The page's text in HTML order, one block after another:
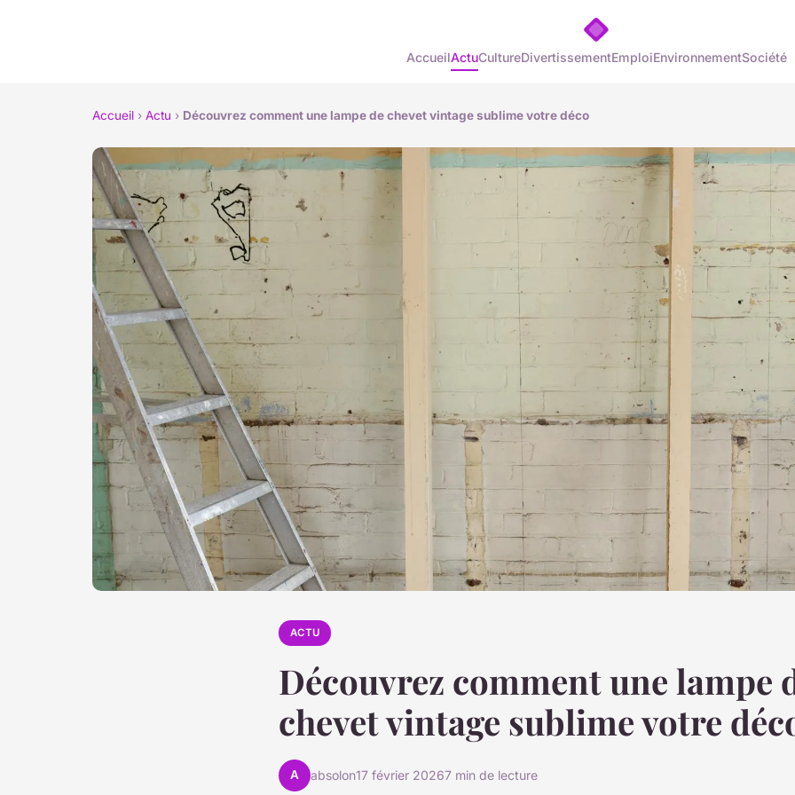
AccueilActuCultureDivertissementEmploiEnvironnementSociété
Accueil › Actu › Découvrez comment une lampe de chevet vintage sublime votre déco
ACTU
Découvrez comment une lampe
chevet vintage sublime votre
A absolon17 février 20267 min de lecture